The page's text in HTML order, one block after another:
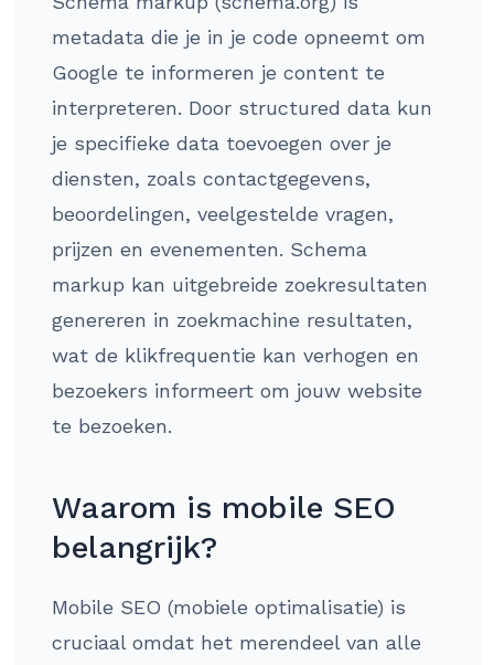
metadata die je in je code opneemt om
Google te informeren je content te
interpreteren. Door structured data kun
je specifieke data toevoegen over je
diensten, zoals contactgegevens,
beoordelingen, veelgestelde vragen,
prijzen en evenementen. Schema
markup kan uitgebreide zoekresultaten
genereren in zoekmachine resultaten,
wat de klikfrequentie kan verhogen en
bezoekers informeert om jouw website
te bezoeken.
Waarom is mobile SEO
belangrijk?
Mobile SEO (mobiele optimalisatie) is
cruciaal omdat het merendeel van alle